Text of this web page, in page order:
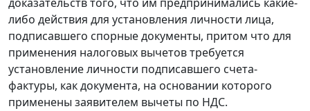
доказательств того, что им предпринимались какие-
либо действия для установления личности лица,
подписавшего спорные документы, притом что для
применения налоговых вычетов требуется
установление личности подписавшего счета-
фактуры, как документа, на основании которого
применены заявителем вычеты по НДС.